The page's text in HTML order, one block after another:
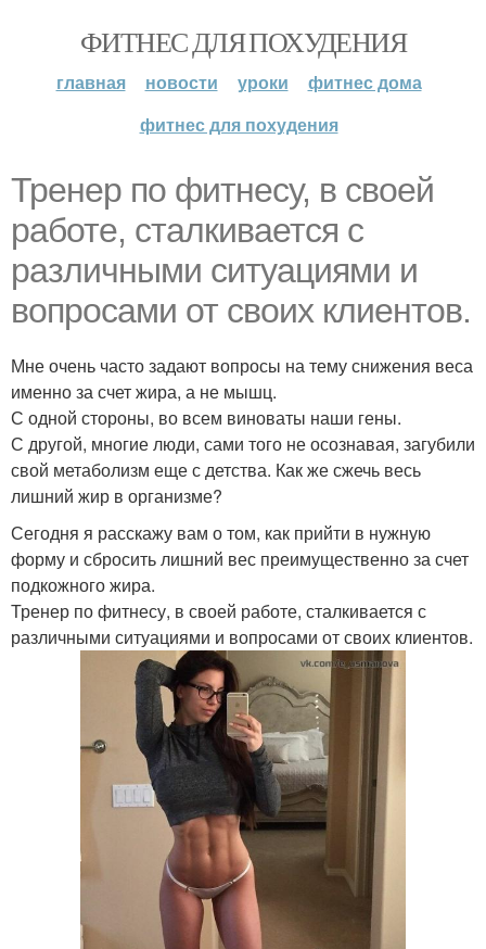
ФИТНЕС ДЛЯ ПОХУДЕНИЯ
главная новости уроки
фитнес дома
фитнес для похудения
Тренер по фитнесу, в своей
работе, сталкивается с
различными ситуациями и
вопросами от своих клиентов.
Мне очень часто задают вопросы на тему снижения веса
именно за счет жира, а не мышц.
С одной стороны, во всем виноваты наши гены.
С другой, многие люди, сами того не осознавая, загубили
свой метаболизм еще с детства. Как же сжечь весь
лишний жир в организме?
Сегодня я расскажу вам о том, как прийти в нужную
форму и сбросить лишний вес преимущественно за счет
подкожного жира.
Тренер по фитнесу, в своей работе, сталкивается с
различными ситуациями и вопросами от своих клиентов.